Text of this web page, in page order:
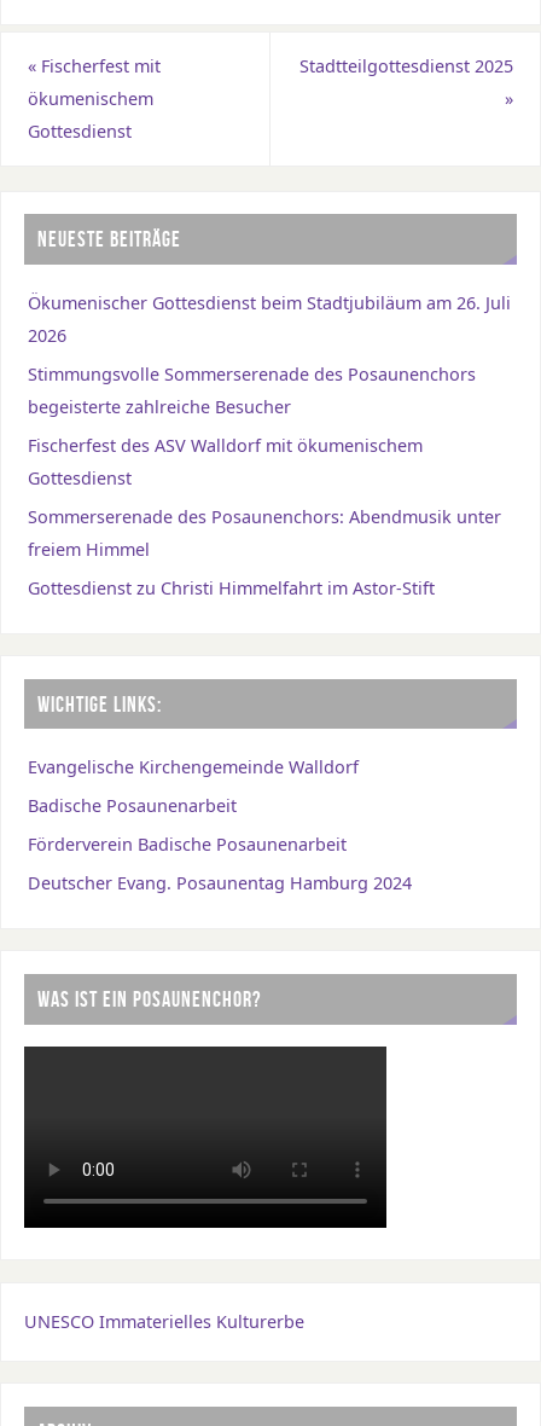
«Fischerfest mit
ökumenischem
Gottesdienst
Stadtteilgottesdienst 2025
»
NEUESTE BEITRÄGE
Ökumenischer Gottesdienst beim Stadtjubiläum am 26. Juli
2026
Stimmungsvolle Sommerserenade des Posaunenchors
begeisterte zahlreiche Besucher
Fischerfest des ASV Walldorf mit ökumenischem
Gottesdienst
Sommerserenade des Posaunenchors: Abendmusik unter
freiem Himmel
Gottesdienst zu Christi Himmelfahrt im Astor-Stift
WICHTIGE LINKS:
Evangelische Kirchengemeinde Walldorf
Badische Posaunenarbeit
Förderverein Badische Posaunenarbeit
Deutscher Evang. Posaunentag Hamburg 2024
WAS IST EIN POSAUNENCHOR?
UNESCO Immaterielles Kulturerbe